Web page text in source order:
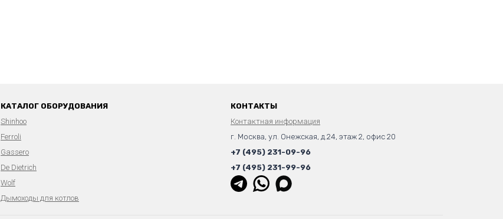
КАТАЛОГ ОБОРУДОВАНИЯ
Shinhoo
Ferroli
Gassero
De Dietrich
Wolf
Дымоходы для котлов
КОНТАКТЫ
Контактная информация
г. Москва, ул. Онежская, д.24, этаж 2, офис 20
+7 (495) 231-09-96
+7 (495) 231-99-96